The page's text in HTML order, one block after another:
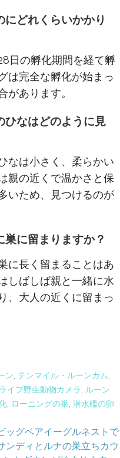
どれくらいかかり
日の孵化期間を経て孵
は完全な孵化が始まっ
があります。
ひなはどのように見
なは小さく、柔らかい
親の近くで温かさと保
いため、見つけるのが
に留まりますか？
に長く留まることはあ
しばしば親と一緒に水
、大人の近くに留まっ
ン テンマイル・ルーンカム
ライブ野生動物カメラ
ルーン
ローニングの巣 潜水艦の卵
ッグベアイーグルネストで
ンディとルナの巣立ちカウ